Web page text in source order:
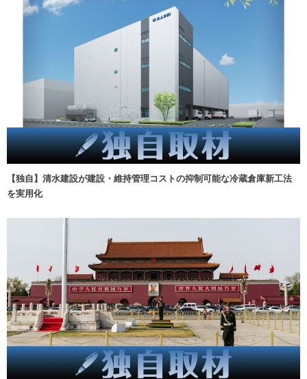
【独自】清水建設が建設・維持管理コストの抑制可能な冷蔵倉庫新工法
を実用化